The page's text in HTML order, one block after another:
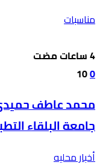
مناسبات
0
10
محمد عاطف حميدي
جامعة البلقاء
أخبار محليه